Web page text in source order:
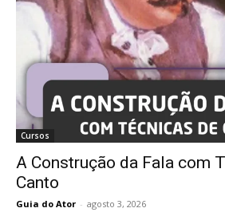
Cursos
A Construção da Fala com
Canto
Guia do Ator - agosto 3, 2026